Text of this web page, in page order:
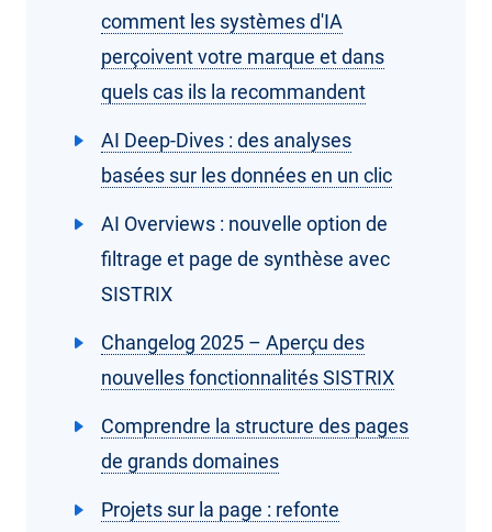
comment les systèmes d'IA
perçoivent votre marque et dans
quels cas ils la recommandent
AI Deep-Dives : des analyses
basées sur les données en un clic
AI Overviews : nouvelle option de
filtrage et page de synthèse avec
SISTRIX
Changelog 2025 – Aperçu des
nouvelles fonctionnalités SISTRIX
Comprendre la structure des pages
de grands domaines
Projets sur la page : refonte